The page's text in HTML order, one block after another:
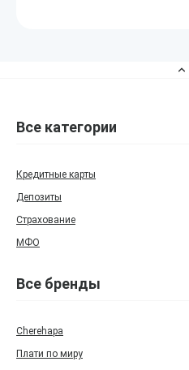
Все категории
Кредитные карты
Депозиты
Страхование
МФО
Все бренды
Cherehapa
Плати по миру